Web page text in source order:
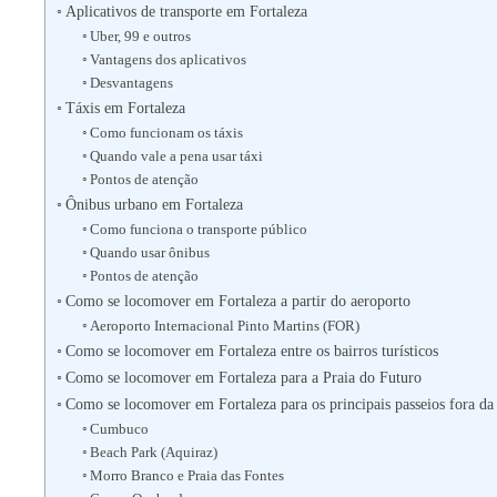
Aplicativos de transporte em Fortaleza
Uber, 99 e outros
Vantagens dos aplicativos
Desvantagens
Táxis em Fortaleza
Como funcionam os táxis
Quando vale a pena usar táxi
Pontos de atenção
Ônibus urbano em Fortaleza
Como funciona o transporte público
Quando usar ônibus
Pontos de atenção
Como se locomover em Fortaleza a partir do aeroporto
Aeroporto Internacional Pinto Martins (FOR)
Como se locomover em Fortaleza entre os bairros turísticos
Como se locomover em Fortaleza para a Praia do Futuro
Como se locomover em Fortaleza para os principais passeios fora da
Cumbuco
Beach Park (Aquiraz)
Morro Branco e Praia das Fontes